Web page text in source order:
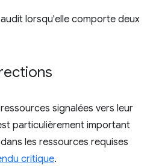
lorsqu'elle comporte deux
signalées vers leur
particulièrement important
les ressources requises
critique.